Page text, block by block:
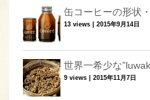
缶コーヒーの形状
13 views |2015年9月14日
世界一希少な
9 views |2015年11月7日